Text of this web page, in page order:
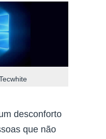
desconforto
que não